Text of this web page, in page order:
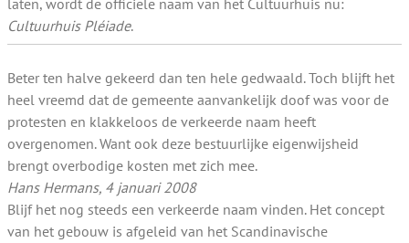
laten, wordt de officiële naam van het Cultuurhuis nu:
Cultuurhuis Pléiade.
Beter ten halve gekeerd dan ten hele gedwaald. Toch blijft het
heel vreemd dat de gemeente aanvankelijk doof was voor de
protesten en klakkeloos de verkeerde naam heeft
overgenomen. Want ook deze bestuurlijke eigenwijsheid
brengt overbodige kosten met zich mee.
Hans Hermans, 4 januari 2008
Blijf het nog steeds een verkeerde naam vinden. Het concept
van het gebouw is afgeleid van het Scandinavische